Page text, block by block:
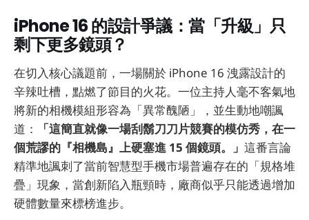
iPhone 16 的設計爭議：當「升級」只
剩下更多鏡頭？
在切入核心議題前，一場關於 iPhone 16 洩露設計的
辛辣吐槽，點燃了節目的火花。一位主持人毫不客氣地
將新的相機模組形容為「異常醜陋」，並生動地嘲諷
道：
「這簡直就像一場刮鬍刀刀片競賽的模仿秀，在一
個荒謬的『相機島』上硬塞進 15 個鏡頭。」 這番言論
精準地諷刺了當前智慧型手機市場普遍存在的「規格堆
疊」現象，當創新陷入瓶頸時，廠商似乎只能透過增加
硬體數量來標榜進步。